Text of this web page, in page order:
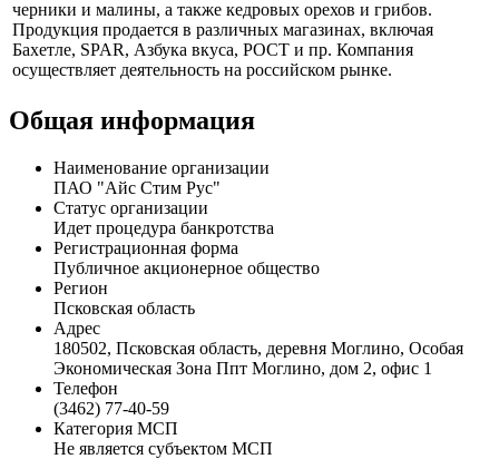
черники и малины, а также кедровых орехов и грибов.
Продукция продается в различных магазинах, включая
Бахетле, SPAR, Азбука вкуса, РОСТ и пр. Компания
осуществляет деятельность на российском рынке.
Общая информация
Наименование организации
ПАО "Айс Стим Рус"
Статус организации
Идет процедура банкротства
Регистрационная форма
Публичное акционерное общество
Регион
Псковская область
Адрес
180502, Псковская область, деревня Моглино, Особая
Экономическая Зона Ппт Моглино, дом 2, офис 1
Телефон
(3462) 77-40-59
Категория МСП
Не является субъектом МСП